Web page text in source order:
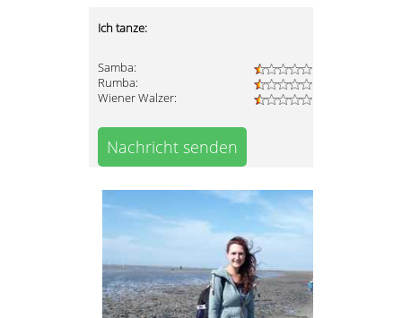
Ich tanze:
Samba:
Rumba:
Wiener Walzer:
Nachricht senden